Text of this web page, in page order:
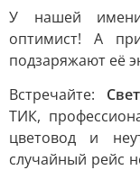
У нашей
оптимист! А
подзаряжают её
Встречайте:
ТИК,
цветовод и
случайный рейс